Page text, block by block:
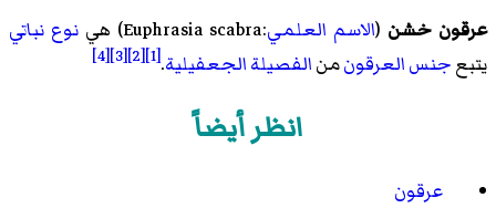
عرقون خشن (الاسم العلمي:Euphrasia scabra) هي نوع نباتي
يتبعجنسالعرقونمنالفصيلةالجعفيلية.
[1]
[2]
[3]
[4]
انظر أيضاً
عرقون